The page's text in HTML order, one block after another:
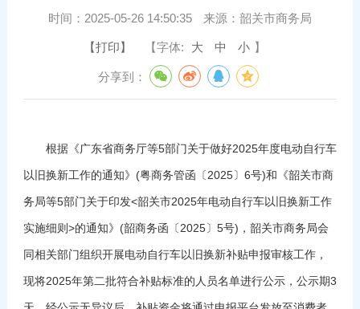
时间： 2025-05-26 14:50:35 来源： 韶关市商务局
【打印】 【字体: 大 中 小 】
分享到：
根据《广东省商务厅等5部门关于做好2025年度电动自行车
以旧换新工作的通知》(粤商务管函〔2025〕6号)和《韶关市商
务局等5部门关于印发<韶关市2025年电动自行车以旧换新工作
实施细则>的通知》(韶商务函〔2025〕5号)，韶关市商务局会
同相关部门组织开展电动自行车以旧换新补贴申报审核工作，
现将2025年第二批符合补贴标准的人员名单进行公示，公示期3